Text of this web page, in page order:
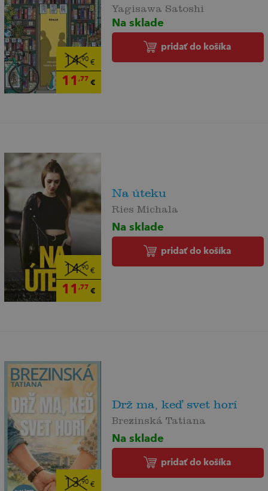
14,90€
11 ,77 €
Yagisawa Satoshi
Na sklade
pridať do košíka
14,90€
11 ,77 €
Na úteku
Ries Michala
Na sklade
pridať do košíka
13,90€
Drž ma, keď svet horí
Brezinská Tatiana
Na sklade
pridať do košíka